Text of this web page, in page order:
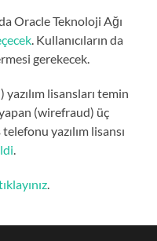
Oracle Teknoloji Ağı
. Kullanıcıların da
gerekecek.
lisansları temin
yapan (wirefraud) üç
yazılım lisansı
.
.